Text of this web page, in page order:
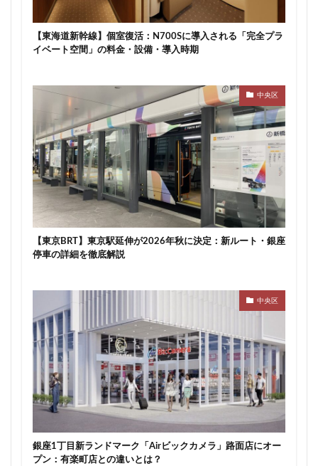
【東海道新幹線】個室復活：N700Sに導入される「完全プラ
イベート空間」の料金・設備・導入時期
中央区
【東京BRT】東京駅延伸が2026年秋に決定：新ルート・銀座
停車の詳細を徹底解説
中央区
銀座1丁目新ランドマーク「Airビックカメラ」路面店にオー
プン：有楽町店との違いとは？